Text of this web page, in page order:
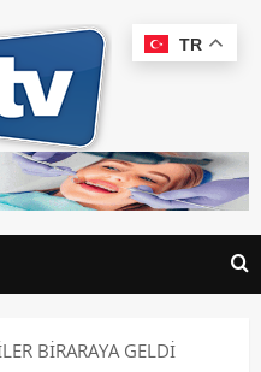
BİRARAYA GELDİ
TR